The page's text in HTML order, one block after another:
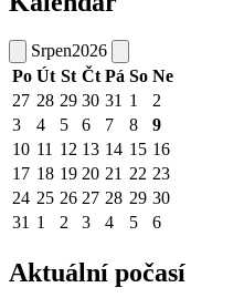
Srpen2026
Po Út St Čt Pá So Ne
27 28 29 30 31 1
2
3
4 5 6 7 8
9
10 11 12 13 14 15 16
17 18 19 20 21 22 23
24 25 26 27 28 29 30
31 1 2 3 4 5 6
Aktuální počasí